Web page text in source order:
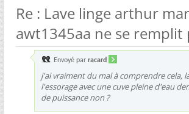
Re : Lave linge arthur
awt1345aa ne se remplit
Envoyé par racard
j'ai vraiment du mal à comprendre cela,
l'essorage avec une cuve pleine d'eau
de puissance non ?